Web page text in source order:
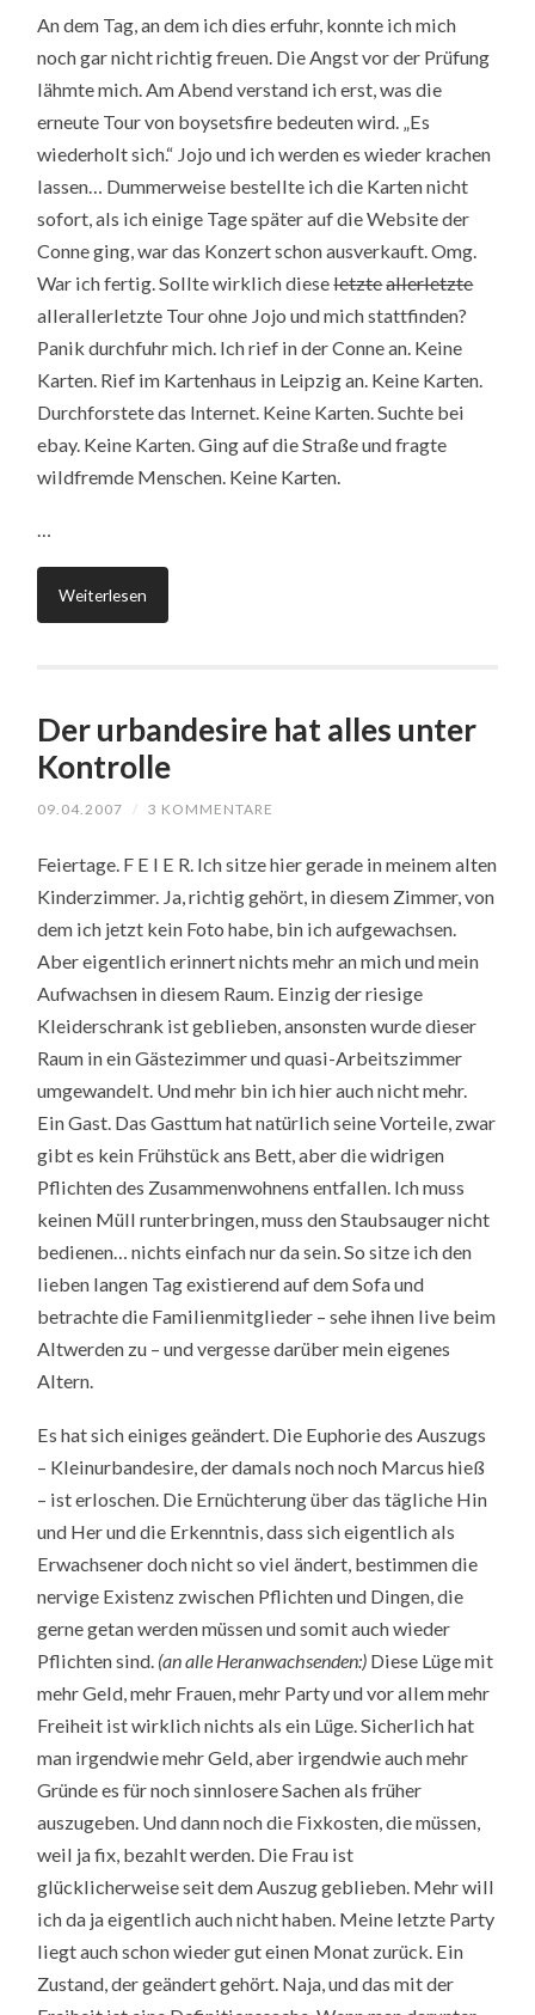
An dem Tag, an dem ich dies erfuhr, konnte ich mich
noch gar nicht richtig freuen. Die Angst vor der Prüfung
lähmte mich. Am Abend verstand ich erst, was die
erneute Tour von boysetsfire bedeuten wird. „Es
wiederholt sich.“ Jojo und ich werden es wieder krachen
lassen… Dummerweise bestellte ich die Karten nicht
sofort, als ich einige Tage später auf die Website der
Conne ging, war das Konzert schon ausverkauft. Omg.
War ich fertig. Sollte wirklich dieseletzteallerletzte
allerallerletzte Tour ohne Jojo und mich stattfinden?
Panik durchfuhr mich. Ich rief in der Conne an. Keine
Karten. Rief im Kartenhaus in Leipzig an. Keine Karten.
Durchforstete das Internet. Keine Karten. Suchte bei
ebay. Keine Karten. Ging auf die Straße und fragte
wildfremde Menschen. Keine Karten.
…
Weiterlesen
Der urbandesire hat alles unter
Kontrolle
09.04.2007 / 3 KOMMENTARE
Feiertage. F E I E R. Ich sitze hier gerade in meinem alten
Kinderzimmer. Ja, richtig gehört, in diesem Zimmer, von
dem ich jetzt kein Foto habe, bin ich aufgewachsen.
Aber eigentlich erinnert nichts mehr an mich und mein
Aufwachsen in diesem Raum. Einzig der riesige
Kleiderschrank ist geblieben, ansonsten wurde dieser
Raum in ein Gästezimmer und quasi-Arbeitszimmer
umgewandelt. Und mehr bin ich hier auch nicht mehr.
Ein Gast. Das Gasttum hat natürlich seine Vorteile, zwar
gibt es kein Frühstück ans Bett, aber die widrigen
Pflichten des Zusammenwohnens entfallen. Ich muss
keinen Müll runterbringen, muss den Staubsauger nicht
bedienen… nichts einfach nur da sein. So sitze ich den
lieben langen Tag existierend auf dem Sofa und
betrachte die Familienmitglieder – sehe ihnen live beim
Altwerden zu – und vergesse darüber mein eigenes
Altern.
Es hat sich einiges geändert. Die Euphorie des Auszugs
– Kleinurbandesire, der damals noch noch Marcus hieß
– ist erloschen. Die Ernüchterung über das tägliche Hin
und Her und die Erkenntnis, dass sich eigentlich als
Erwachsener doch nicht so viel ändert, bestimmen die
nervige Existenz zwischen Pflichten und Dingen, die
gerne getan werden müssen und somit auch wieder
Pflichten sind. (an alle Heranwachsenden:) Diese Lüge mit
mehr Geld, mehr Frauen, mehr Party und vor allem mehr
Freiheit ist wirklich nichts als ein Lüge. Sicherlich hat
man irgendwie mehr Geld, aber irgendwie auch mehr
Gründe es für noch sinnlosere Sachen als früher
auszugeben. Und dann noch die Fixkosten, die müssen,
weil ja fix, bezahlt werden. Die Frau ist
glücklicherweise seit dem Auszug geblieben. Mehr will
ich da ja eigentlich auch nicht haben. Meine letzte Party
liegt auch schon wieder gut einen Monat zurück. Ein
Zustand, der geändert gehört. Naja, und das mit der